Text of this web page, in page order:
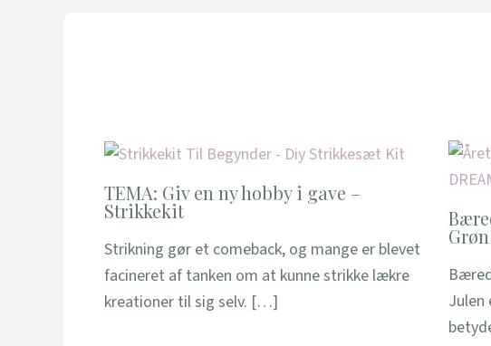
TEMA: Giv en ny hobby i gave –
Strikkekit
Strikning gør et comeback, og mange er blevet
facineret af tanken om at kunne strikke lækre
kreationer til sig selv. […]
Julen